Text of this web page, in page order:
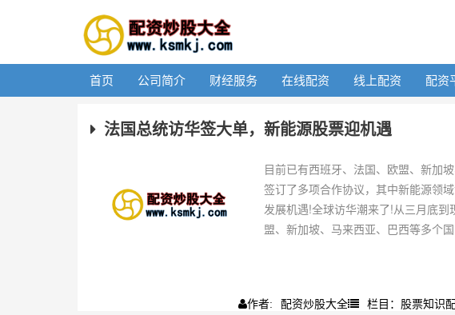
首页 公司简介 财经服务 在线配资 线上配资 配资
法国总统访华签大单，新能源股票迎机遇
目前已有西班牙、法国、欧盟、新加
签订了多项合作协议，其中新能源领
发展机遇!全球访华潮来了!从三月底
盟、新加坡、马来西亚、巴西等多个
作者: 配资炒股大全 栏目：股票知识